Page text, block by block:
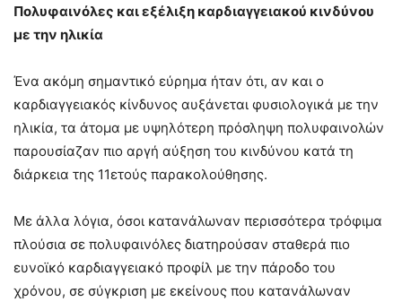
Πολυφαινόλες και εξέλιξη καρδιαγγειακού κινδύνου
με την ηλικία
Ένα ακόμη σημαντικό εύρημα ήταν ότι, αν και ο
καρδιαγγειακός κίνδυνος αυξάνεται φυσιολογικά με την
ηλικία, τα άτομα με υψηλότερη πρόσληψη πολυφαινολών
παρουσίαζαν πιο αργή αύξηση του κινδύνου κατά τη
διάρκεια της 11ετούς παρακολούθησης.
Με άλλα λόγια, όσοι κατανάλωναν περισσότερα τρόφιμα
πλούσια σε πολυφαινόλες διατηρούσαν σταθερά πιο
ευνοϊκό καρδιαγγειακό προφίλ με την πάροδο του
χρόνου, σε σύγκριση με εκείνους που κατανάλωναν